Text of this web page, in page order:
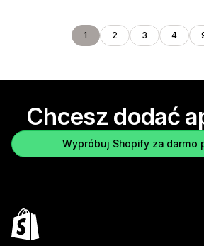
1 2 3 4
Chcesz dodać
Wypróbuj Shopify za darmo